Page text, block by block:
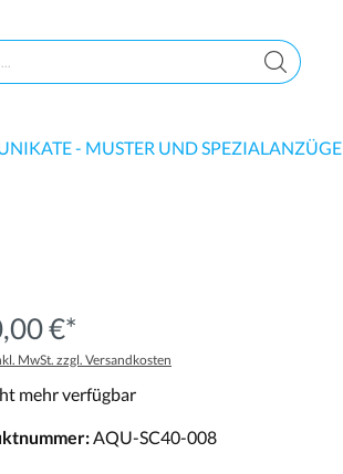
- MUSTER UND SPEZIALANZÜGE
€*
MwSt. zzgl. Versandkosten
mehr verfügbar
AQU-SC40-008